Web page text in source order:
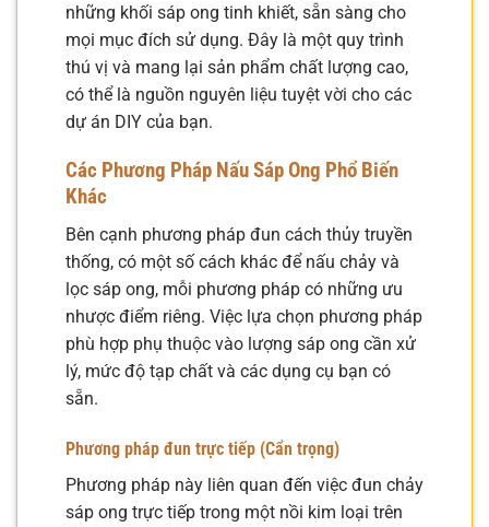
những khối sáp ong tinh khiết, sẵn sàng cho
mọi mục đích sử dụng. Đây là một quy trình
thú vị và mang lại sản phẩm chất lượng cao,
có thể là nguồn nguyên liệu tuyệt vời cho các
dự án DIY của bạn.
Các Phương Pháp Nấu Sáp Ong Phổ Biến
Khác
Bên cạnh phương pháp đun cách thủy truyền
thống, có một số cách khác để nấu chảy và
lọc sáp ong, mỗi phương pháp có những ưu
nhược điểm riêng. Việc lựa chọn phương pháp
phù hợp phụ thuộc vào lượng sáp ong cần xử
lý, mức độ tạp chất và các dụng cụ bạn có
sẵn.
Phương pháp đun trực tiếp (Cẩn trọng)
Phương pháp này liên quan đến việc đun chảy
sáp ong trực tiếp trong một nồi kim loại trên